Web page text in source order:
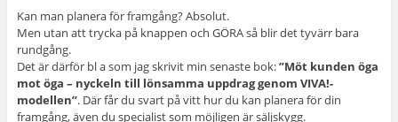
Kan man planera för framgång? Absolut.
Men utan att trycka på knappen och GÖRA så blir det tyvärr bara
rundgång.
Det är därför bl a som jag skrivit min senaste bok:”Möt kunden öga
mot öga – nyckeln till lönsamma uppdrag genom VIVA!-
modellen”. Där får du svart på vitt hur du kan planera för din
framgång, även du specialist som möjligen är säljskygg.